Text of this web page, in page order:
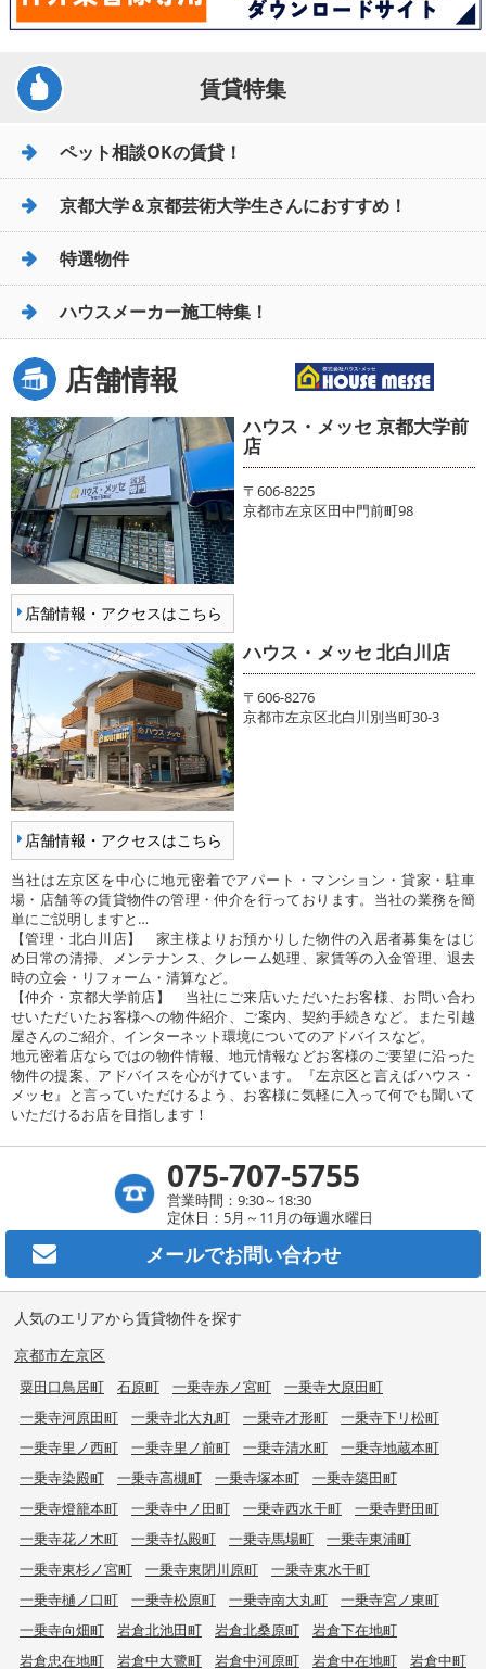
賃貸特集
ペット相談OKの賃貸！
京都大学＆京都芸術大学生さんにおすすめ！
特選物件
ハウスメーカー施工特集！
店舗情報
店舗情報・アクセスはこちら
ハウス・メッセ 京都大学前
店
〒606-8225
京都市左京区田中門前町98
店舗情報・アクセスはこちら
ハウス・メッセ 北白川店
〒606-8276
京都市左京区北白川別当町30-3
当社は左京区を中心に地元密着でアパート・マンション・貸家・駐車
場・店舗等の賃貸物件の管理・仲介を行っております。当社の業務を簡
単にご説明しますと…
【管理・北白川店】 家主様よりお預かりした物件の入居者募集をはじ
め日常の清掃、メンテナンス、クレーム処理、家賃等の入金管理、退去
時の立会・リフォーム・清算など。
【仲介・京都大学前店】 当社にご来店いただいたお客様、お問い合わ
せいただいたお客様への物件紹介、ご案内、契約手続きなど。また引越
屋さんのご紹介、インターネット環境についてのアドバイスなど。
地元密着店ならではの物件情報、地元情報などお客様のご要望に沿った
物件の提案、アドバイスを心がけています。『左京区と言えばハウス・
メッセ』と言っていただけるよう、お客様に気軽に入って何でも聞いて
いただけるお店を目指します！
075-707-5755
営業時間：9:30～18:30
定休日：5月～11月の毎週水曜日
メールでお問い合わせ
人気のエリアから賃貸物件を探す
京都市左京区
粟田口鳥居町 石原町 一乗寺赤ノ宮町
一乗寺大原田町
一乗寺河原田町
一乗寺北大丸町 一乗寺才形町
一乗寺下リ松町
一乗寺里ノ西町
一乗寺里ノ前町 一乗寺清水町
一乗寺地蔵本町
一乗寺染殿町
一乗寺高槻町 一乗寺塚本町
一乗寺築田町
一乗寺燈籠本町
一乗寺中ノ田町 一乗寺西水干町
一乗寺野田町
一乗寺花ノ木町
一乗寺払殿町 一乗寺馬場町
一乗寺東浦町
一乗寺東杉ノ宮町
一乗寺東閉川原町
一乗寺東水干町
一乗寺樋ノ口町
一乗寺松原町 一乗寺南大丸町
一乗寺宮ノ東町
一乗寺向畑町
岩倉北池田町 岩倉北桑原町
岩倉下在地町
岩倉忠在地町
岩倉中大鷺町 岩倉中河原町 岩倉中在地町 岩倉中町